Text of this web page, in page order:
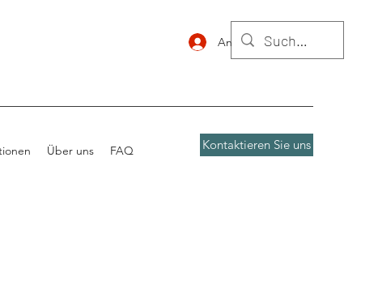
Anmelden
Über uns FAQ Kontaktieren Sie uns